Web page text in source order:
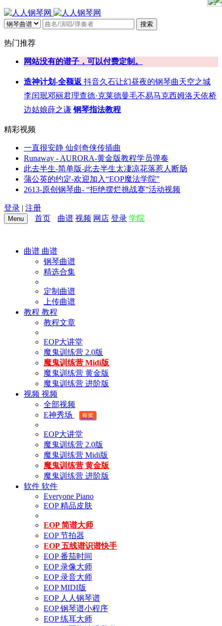
搜索
热门推荐
网站没有的谱子，可以付费定制。
造神计划-全额返 抖音久石让幻昼夜的钢琴曲天空之城
李闰珉邓丽君理查德·克莱德曼毛不易马克西姆洛天依桥
边姑娘薛之谦 钢琴指法教程
精彩视频
一直很安静 仙剑奇侠传插曲
Runaway - AURORA-黄金版教程学员弹奏
此去半生-简单版-此去半生太凄凉花落惹人断肠
蒲公英的约定-欢迎加入“EOP魔法学院”
2613-原创钢琴曲- “拒绝摆烂挑战赛”活动视频
登录 | 注册
Menu 首页 曲谱 视频 网店 登录 学院
曲谱 曲谱
钢琴曲谱
精选合集
定制曲谱
上传曲谱
教程 教程
教程文章
EOP大讲堂
魔鬼训练营 2.0版
魔鬼训练营 Midi版
魔鬼训练营 黄金版
魔鬼训练营 进阶版
视频 视频
全部视频
E神秀场
有奖
EOP大讲堂
魔鬼训练营 2.0版
魔鬼训练营 Midi版
魔鬼训练营 黄金版
魔鬼训练营 进阶版
软件 软件
Everyone Piano
EOP 精品皮肤
EOP 简谱大师
EOP 节拍器
EOP 五线谱识谱快手
EOP 番茄时间
EOP 录像大师
EOP 录音大师
EOP MIDI版
EOP 人人钢琴谱
EOP 钢琴谱小程序
EOP 练耳大师